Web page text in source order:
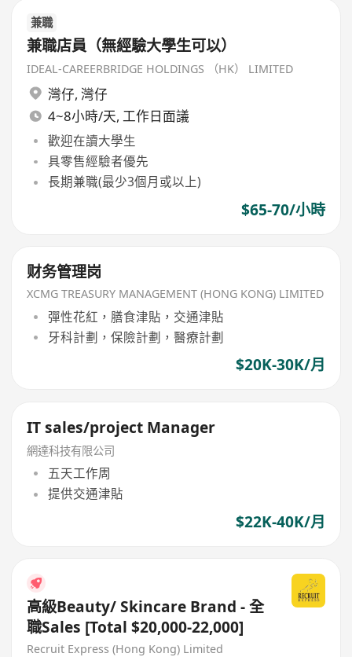
兼職
兼職店員（無經驗大學生可以）
IDEAL-CAREERBRIDGE HOLDINGS （HK） LIMITED
灣仔, 灣仔
4~8小時/天, 工作日面議
歡迎在讀大學生
具零售經驗者優先
長期兼職(最少3個月或以上)
$65-70/小時
财务管理岗
XCMG TREASURY MANAGEMENT (HONG KONG) LIMITED
彈性花紅，膳食津貼，交通津貼
牙科計劃，保險計劃，醫療計劃
$20K-30K/月
IT sales/project Manager
網達科技有限公司
五天工作周
提供交通津貼
$22K-40K/月
高級Beauty/ Skincare Brand - 全
職Sales [Total $20,000-22,000]
Recruit Express (Hong Kong) Limited